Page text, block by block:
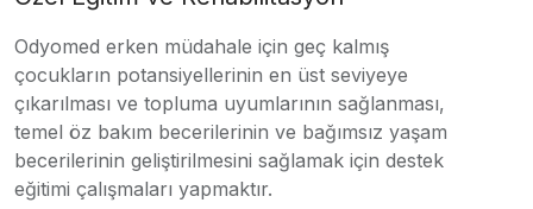
Odyomed erken müdahale için geç kalmış
çocukların potansiyellerinin en üst seviyeye
çıkarılması ve topluma uyumlarının sağlanması,
temel öz bakım becerilerinin ve bağımsız yaşam
becerilerinin geliştirilmesini sağlamak için destek
eğitimi çalışmaları yapmaktır.